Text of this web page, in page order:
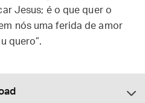
Jesus; é o que quer o
nós uma ferida de amor
quero”.